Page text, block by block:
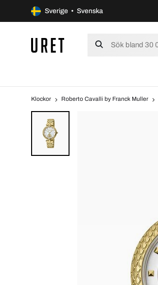
Sverige • Svenska
Klockor Roberto Cavalli by Franck Muller